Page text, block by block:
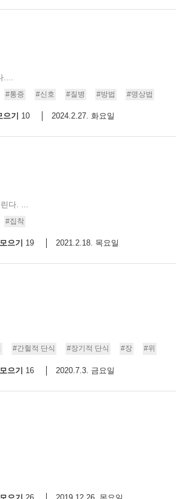
#통증 #신호 #질병 #방법 #명상법
으기 10 2024.2.27. 화요일
다. ...
#집착
모으기 19 2021.2.18. 목요일
#간헐적 단식 #장기적 단식 #장 #위
모으기 16 2020.7.3. 금요일